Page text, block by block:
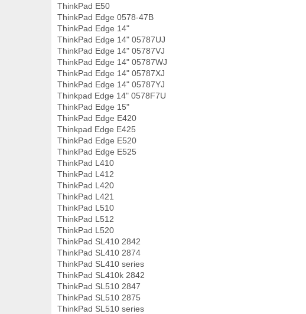
ThinkPad E50
ThinkPad Edge 0578-47B
ThinkPad Edge 14"
ThinkPad Edge 14" 05787UJ
ThinkPad Edge 14" 05787VJ
ThinkPad Edge 14" 05787WJ
ThinkPad Edge 14" 05787XJ
ThinkPad Edge 14" 05787YJ
Thinkpad Edge 14" 0578F7U
ThinkPad Edge 15"
ThinkPad Edge E420
Thinkpad Edge E425
ThinkPad Edge E520
ThinkPad Edge E525
ThinkPad L410
ThinkPad L412
ThinkPad L420
ThinkPad L421
ThinkPad L510
ThinkPad L512
ThinkPad L520
ThinkPad SL410 2842
ThinkPad SL410 2874
ThinkPad SL410 series
ThinkPad SL410k 2842
ThinkPad SL510 2847
ThinkPad SL510 2875
ThinkPad SL510 series